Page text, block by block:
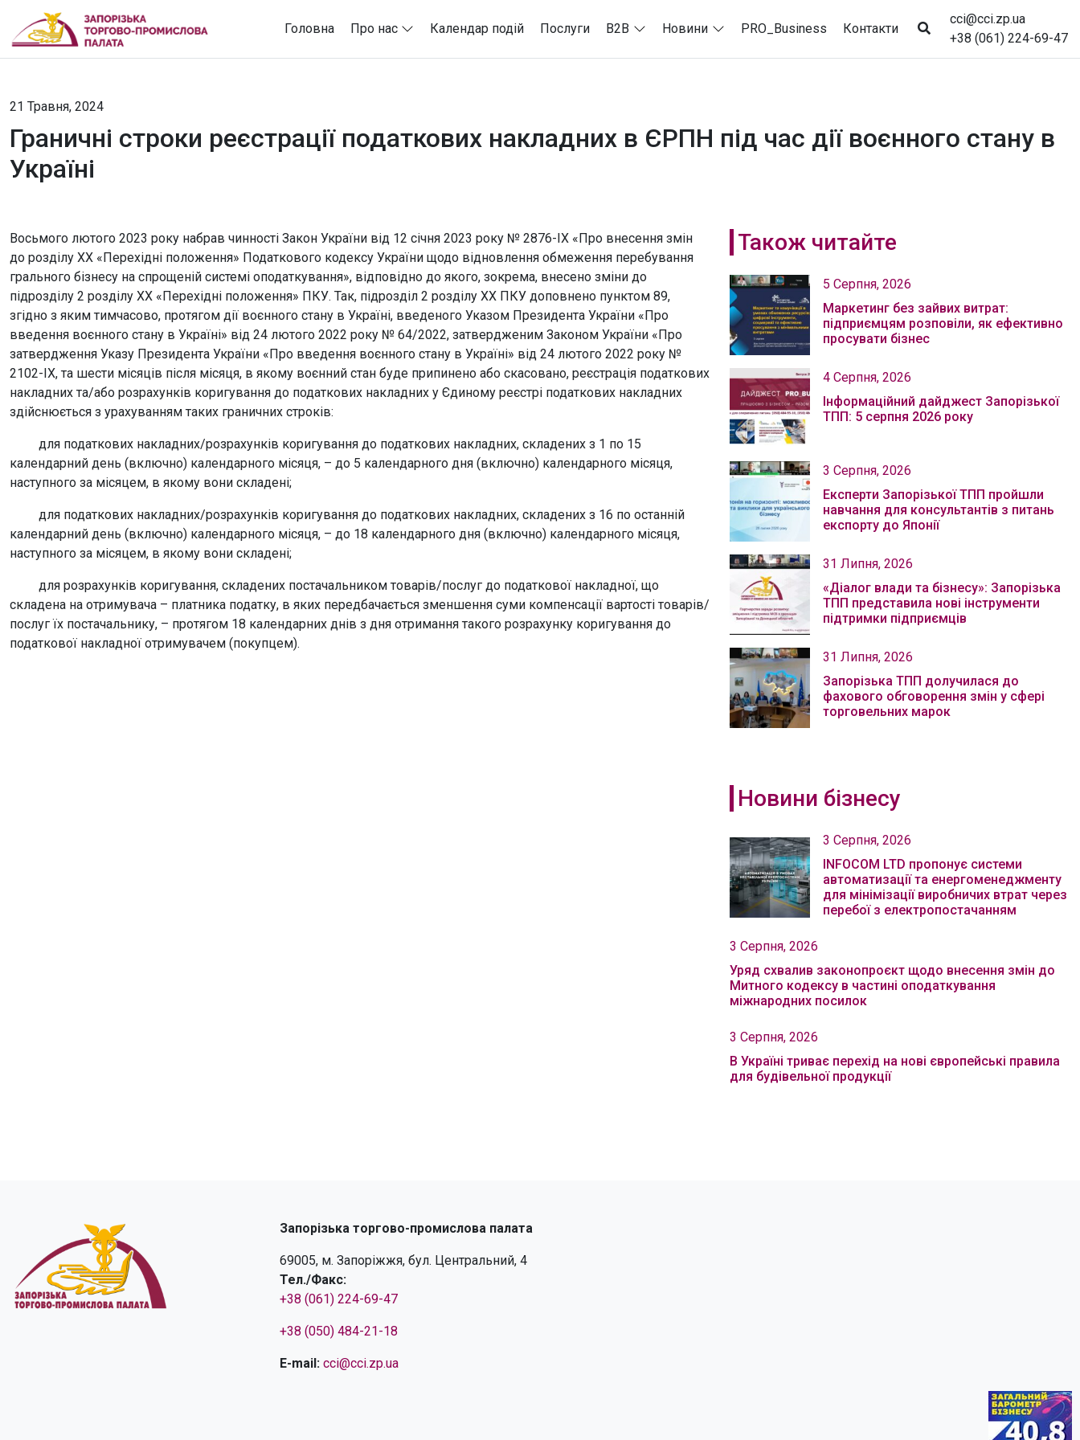
Головна Про нас Календар подій Послуги B2B Новини PRO_Business Контакти
cci@cci.zp.ua
+38 (061) 224-69-47
21 Травня, 2024
Граничні строки реєстрації податкових накладних в ЄРПН під час дії воєнного стану в
Україні
Восьмого лютого 2023 року набрав чинності Закон України від 12 січня 2023 року № 2876-ІХ «Про внесення змін
до розділу XX «Перехідні положення» Податкового кодексу України щодо відновлення обмеження перебування
грального бізнесу на спрощеній системі оподаткування», відповідно до якого, зокрема, внесено зміни до
підрозділу 2 розділу XX «Перехідні положення» ПКУ. Так, підрозділ 2 розділу XX ПКУ доповнено пунктом 89,
згідно з яким тимчасово, протягом дії воєнного стану в Україні, введеного Указом Президента України «Про
введення воєнного стану в Україні» від 24 лютого 2022 року № 64/2022, затвердженим Законом України «Про
затвердження Указу Президента України «Про введення воєнного стану в Україні» від 24 лютого 2022 року №
2102-IX, та шести місяців після місяця, в якому воєнний стан буде припинено або скасовано, реєстрація податкових
накладних та/або розрахунків коригування до податкових накладних у Єдиному реєстрі податкових накладних
здійснюється з урахуванням таких граничних строків:
для податкових накладних/розрахунків коригування до податкових накладних, складених з 1 по 15
календарний день (включно) календарного місяця, – до 5 календарного дня (включно) календарного місяця,
наступного за місяцем, в якому вони складені;
для податкових накладних/розрахунків коригування до податкових накладних, складених з 16 по останній
календарний день (включно) календарного місяця, – до 18 календарного дня (включно) календарного місяця,
наступного за місяцем, в якому вони складені;
для розрахунків коригування, складених постачальником товарів/послуг до податкової накладної, що
складена на отримувача – платника податку, в яких передбачається зменшення суми компенсації вартості товарів/
послуг їх постачальнику, – протягом 18 календарних днів з дня отримання такого розрахунку коригування до
податкової накладної отримувачем (покупцем).
Також читайте
5 Серпня, 2026
Маркетинг без зайвих витрат:
підприємцям розповіли, як ефективно
просувати бізнес
4 Серпня, 2026
Інформаційний дайджест Запорізької
ТПП: 5 серпня 2026 року
3 Серпня, 2026
Експерти Запорізької ТПП пройшли
навчання для консультантів з питань
експорту до Японії
31 Липня, 2026
«Діалог влади та бізнесу»: Запорізька
ТПП представила нові інструменти
підтримки підприємців
31 Липня, 2026
Запорізька ТПП долучилася до
фахового обговорення змін у сфері
торговельних марок
Новини бізнесу
3 Серпня, 2026
INFOCOM LTD пропонує системи
автоматизації та енергоменеджменту
для мінімізації виробничих втрат через
перебої з електропостачанням
3 Серпня, 2026
Уряд схвалив законопроєкт щодо внесення змін до
Митного кодексу в частині оподаткування
міжнародних посилок
3 Серпня, 2026
В Україні триває перехід на нові європейські правила
для будівельної продукції
Запорізька торгово-промислова палата
69005, м. Запоріжжя, бул. Центральний, 4
Тел./Факс:
+38 (061) 224-69-47
+38 (050) 484-21-18
E-mail: cci@cci.zp.ua